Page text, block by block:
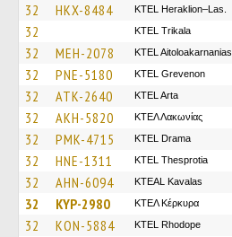
32 HKX-8484 KTEL Heraklion–Las.
32 ΚΤΕL Τrikala
32 MEH-2078 KTEL Aitoloakarnanias
32 PNE-5180 ΚΤΕL Grevenon
32 ATK-2640 KTEL Arta
32 AKH-5820 ΚΤΕΛ Λακωνίας
32 PMK-4715 KTEL Drama
32 HNE-1311 KTEL Thesprotia
32 AHN-6094 KTEAL Kavalas
32 KYP-2980 ΚΤΕΛ Κέρκυρα
32 KON-5884 KTEL Rhodope